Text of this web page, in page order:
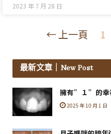
2023 年 7 月 28 日
← 上一頁 1
最新文章 ｜New Post
擁有”１”的幸
2025 年 10 月 1 日